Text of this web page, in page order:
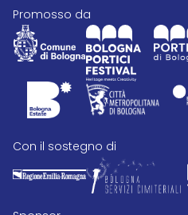
promosso da
con il sostegno di